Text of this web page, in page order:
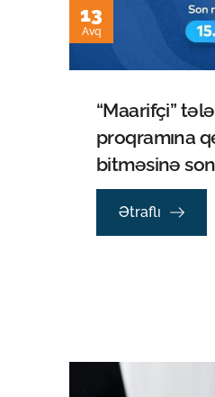
13
Avq
“Maarifçi”
proqramına
bitməsinə
Ətraflı